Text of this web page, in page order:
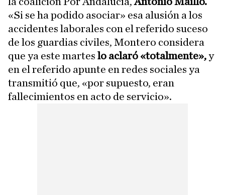
«Si se ha podido asociar» esa alusión a los
accidentes laborales con el referido suceso
de los guardias civiles, Montero considera
que ya este martes lo aclaró «totalmente»,y
en el referido apunte en redes sociales ya
transmitió que, «por supuesto, eran
fallecimientos en acto de servicio».